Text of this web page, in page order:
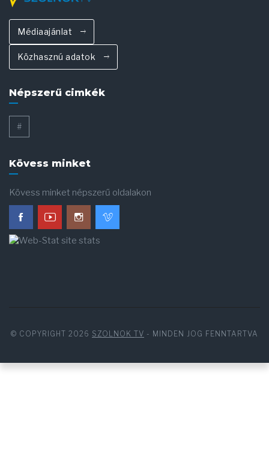
Médiaajánlat
Közhasznú adatok
Népszerű cimkék
#
Kövess minket
Kövess minket népszerű oldalakon
© COPYRIGHT 2026 SZOLNOK TV - MINDEN JOG FENNTARTVA